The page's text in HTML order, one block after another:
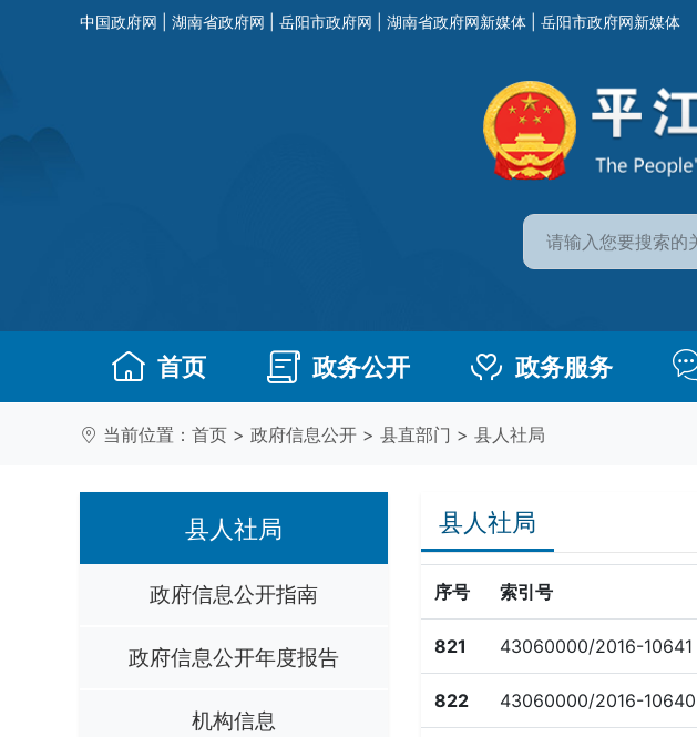
中国政府网 湖南省政府网 岳阳市政府网 湖南省政府网新媒体 岳阳市政府网新媒体
首页 政务公开 政务服务
当前位置： 首页 > 政府信息公开 > 县直部门 > 县人社局
县人社局
政府信息公开指南
政府信息公开年度报告
机构信息
县人社局
序号 索引号
821 43060000/2016-10641
822 43060000/2016-10640